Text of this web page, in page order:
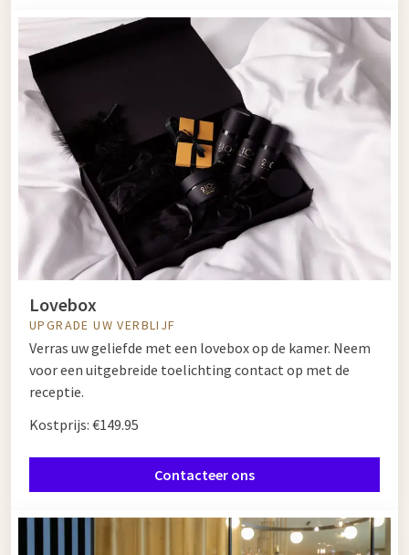
Lovebox
UPGRADE UW VERBLIJF
​​​​​​​Verras uw geliefde met een lovebox op de kamer. Neem
voor een uitgebreide toelichting contact op met de
receptie.
Kostprijs: €149.95
Contacteer ons